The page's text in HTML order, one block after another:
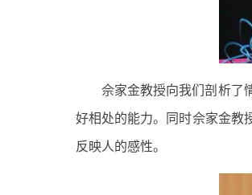
佘家金教授向我们剖析了
好相处的能力。同时佘家金教
反映人的感性。